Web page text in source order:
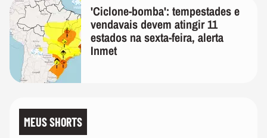
'Ciclone-bomba': tempestades e
vendavais devem atingir 11
estados na sexta-feira, alerta
Inmet
MEUS SHORTS